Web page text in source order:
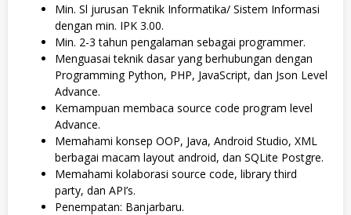
Min. Sl jurusan Teknik Informatika/ Sistem Informasi
dengan min. IPK 3.00.
Min. 2-3 tahun pengalaman sebagai programmer.
Menguasai teknik dasar yang berhubungan dengan
Programming Python, PHP, JavaScript, dan Json Level
Advance.
Kemampuan membaca source code program level
Advance.
Memahami konsep OOP, Java, Android Studio, XML
berbagai macam layout android, dan SQLite Postgre.
Memahami kolaborasi source code, library third
party, dan API’s.
Penempatan: Banjarbaru.